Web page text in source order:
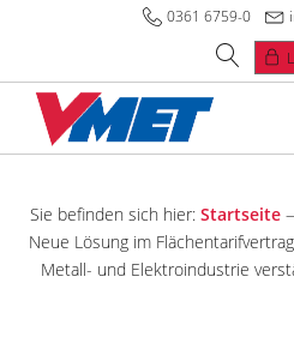
0361 6759-0
Sie befinden sich hier: Startseite
Neue Lösung im
Metall- und Elektroindustrie